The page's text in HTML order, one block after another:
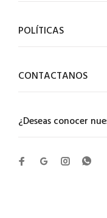
¿Deseas conocer
POLÍTICAS
CONTACTANOS